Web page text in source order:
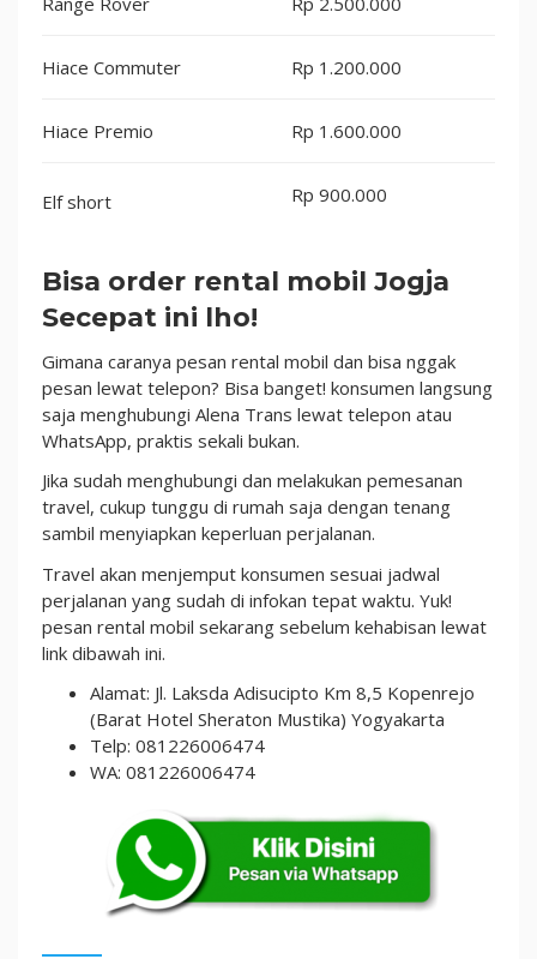
Hiace Commuter Rp 1.200.000
Hiace Premio Rp 1.600.000
Elf short Rp 900.000
Bisa order rental mobil Jogja
Secepat ini lho!
Gimana caranya pesan rental mobil dan bisa nggak
pesan lewat telepon? Bisa banget! konsumen langsung
saja menghubungi Alena Trans lewat telepon atau
WhatsApp, praktis sekali bukan.
Jika sudah menghubungi dan melakukan pemesanan
travel, cukup tunggu di rumah saja dengan tenang
sambil menyiapkan keperluan perjalanan.
Travel akan menjemput konsumen sesuai jadwal
perjalanan yang sudah di infokan tepat waktu. Yuk!
pesan rental mobil sekarang sebelum kehabisan lewat
link dibawah ini.
Alamat: Jl. Laksda Adisucipto Km 8,5 Kopenrejo
(Barat Hotel Sheraton Mustika) Yogyakarta
Telp: 081226006474
WA: 081226006474